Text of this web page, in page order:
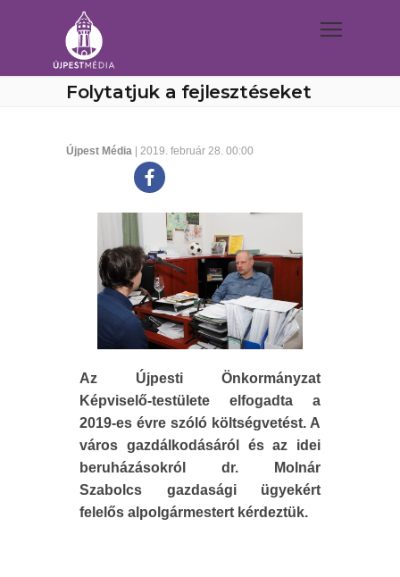
Folytatjuk a fejlesztéseket
Újpest Média | 2019. február 28. 00:00
Az Újpesti Önkormányzat
Képviselő-testülete elfogadta a
2019-es évre szóló költségvetést. A
város gazdálkodásáról és az idei
beruházásokról dr. Molnár
Szabolcs gazdasági ügyekért
felelős alpolgármestert kérdeztük.